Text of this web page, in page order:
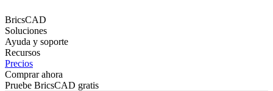
BricsCAD
Soluciones
Ayuda y soporte
Recursos
Precios
Comprar ahora
Pruebe BricsCAD gratis